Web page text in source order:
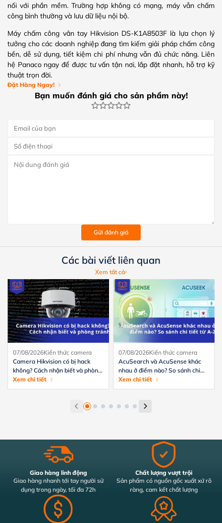
nối với phần mềm. Trường hợp không có mạng, máy vẫn chấm
công bình thường và lưu dữ liệu nội bộ.
Máy chấm công vân tay Hikvision DS-K1A8503F là lựa chọn lý
tưởng cho các doanh nghiệp đang tìm kiếm giải pháp chấm công
bền, dễ sử dụng, tiết kiệm chi phí nhưng vẫn đủ chức năng. Liên
hệ Panaco ngay để được tư vấn tận nơi, lắp đặt nhanh, hỗ trợ kỹ
thuật trọn đời.
Đặt Hàng Ngay!
Bạn muốn đánh giá cho sản phẩm này!
Gửi đánh giá
Các bài viết liên quan
Xem tất cả
07/08/2026Kiến thức camera
Camera Hikvision có bị hack
không? Cách nhận biết và phòng
tránh hiệu quả
Xem chi tiết
07/08/2026Kiến thức camera
AcuSearch và AcuSense khác
nhau ở điểm nào? So sánh chi
tiết từ A-Z
Xem chi tiết
Giao hàng linh động
Giao hàng nhanh tới tay người sử
dụng trong ngày, tối đa 72h
Chất lượng vượt trội
Sản phẩm có nguồn gốc xuất xứ rõ
ràng, cam kết chất lượng